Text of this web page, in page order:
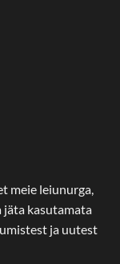
meie leiunurga,
jäta kasutamata
ja uutest